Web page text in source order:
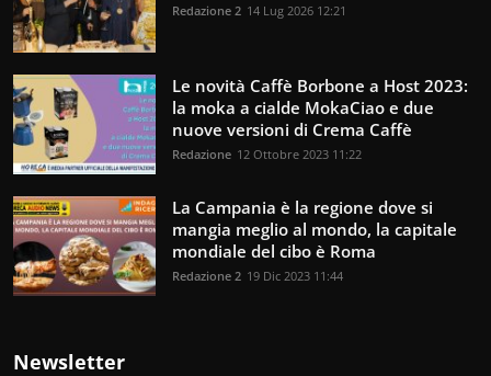
Redazione 2 14 Lug 2026 12:21
Le novità Caffè Borbone a Host 2023:
la moka a cialde MokaCiao e due
nuove versioni di Crema Caffè
Redazione 12 Ottobre 2023 11:22
La Campania è la regione dove si
mangia meglio al mondo, la capitale
mondiale del cibo è Roma
Redazione 2 19 Dic 2023 11:44
Newsletter